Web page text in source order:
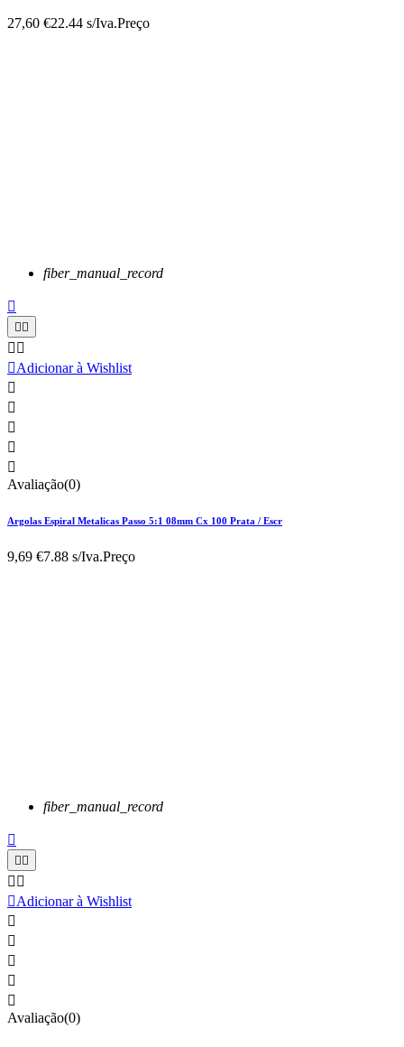
27,60 €22.44 s/Iva.Preço
fiber_manual_record

 
 
Adicionar à Wishlist





Avaliação(0)
Argolas Espiral Metalicas Passo 5:1 08mm Cx 100 Prata / Escr
9,69 €7.88 s/Iva.Preço
fiber_manual_record

 
 
Adicionar à Wishlist





Avaliação(0)